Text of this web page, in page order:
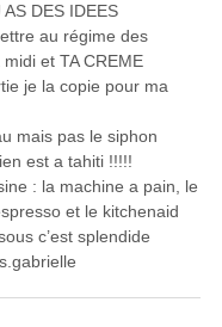
DES IDEES
au régime des
et TA CREME
je la copie pour ma
mais pas le siphon
est a tahiti !!!!!
: la machine a pain, le
et le kitchenaid
c’est splendide